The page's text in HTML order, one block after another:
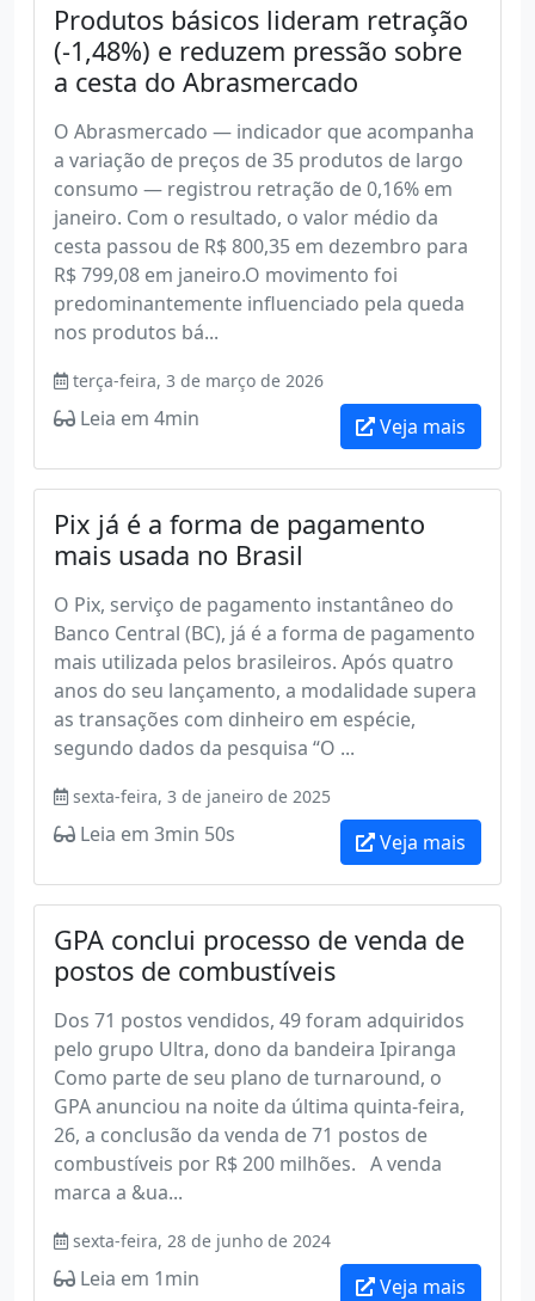
Produtos básicos lideram retração
(-1,48%) e reduzem pressão sobre
a cesta do Abrasmercado
O Abrasmercado — indicador que acompanha
a variação de preços de 35 produtos de largo
consumo — registrou retração de 0,16% em
janeiro. Com o resultado, o valor médio da
cesta passou de R$ 800,35 em dezembro para
R$ 799,08 em janeiro.O movimento foi
predominantemente influenciado pela queda
nos produtos bá...
terça-feira, 3 de março de 2026
Leia em 4min Veja mais
Pix já é a forma de pagamento
mais usada no Brasil
O Pix, serviço de pagamento instantâneo do
Banco Central (BC), já é a forma de pagamento
mais utilizada pelos brasileiros. Após quatro
anos do seu lançamento, a modalidade supera
as transações com dinheiro em espécie,
segundo dados da pesquisa “O ...
sexta-feira, 3 de janeiro de 2025
Leia em 3min 50s Veja mais
GPA conclui processo de venda de
postos de combustíveis
Dos 71 postos vendidos, 49 foram adquiridos
pelo grupo Ultra, dono da bandeira Ipiranga
Como parte de seu plano de turnaround, o
GPA anunciou na noite da última quinta-feira,
26, a conclusão da venda de 71 postos de
combustíveis por R$ 200 milhões. A venda
marca a &ua...
sexta-feira, 28 de junho de 2024
Leia em 1min Veja mais